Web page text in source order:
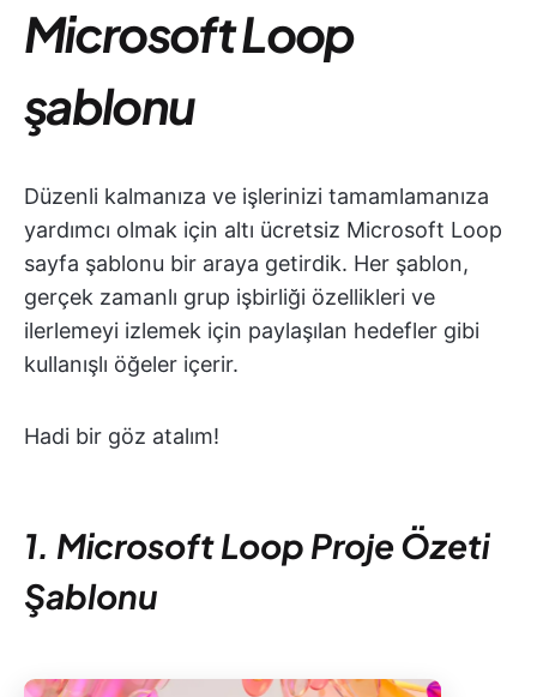
Microsoft Loop
şablonu
Düzenli kalmanıza ve işlerinizi tamamlamanıza
yardımcı olmak için altı ücretsiz Microsoft Loop
sayfa şablonu bir araya getirdik. Her şablon,
gerçek zamanlı grup işbirliği özellikleri ve
ilerlemeyi izlemek için paylaşılan hedefler gibi
kullanışlı öğeler içerir.
Hadi bir göz atalım!
1. Microsoft Loop Proje Özeti
Şablonu